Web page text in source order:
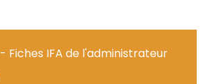
- Fiches IFA de l'administrateur